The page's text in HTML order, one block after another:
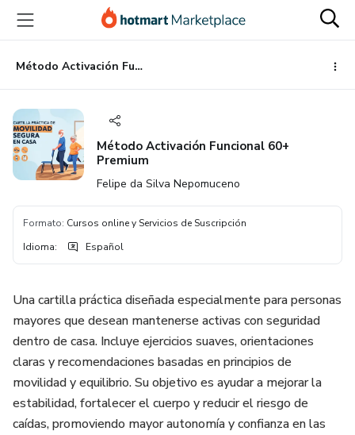
principal
página
de
página
Método Activación Funcional 60+ Premium
Método Activación Funcional 60+
Premium
Felipe da Silva Nepomuceno
Formato: Cursos online y Servicios de Suscripción
Idioma: Español
Una cartilla práctica diseñada especialmente para personas
mayores que desean mantenerse activas con seguridad
dentro de casa. Incluye ejercicios suaves, orientaciones
claras y recomendaciones basadas en principios de
movilidad y equilibrio. Su objetivo es ayudar a mejorar la
estabilidad, fortalecer el cuerpo y reducir el riesgo de
caídas, promoviendo mayor autonomía y confianza en las